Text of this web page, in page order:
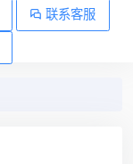
联系客服